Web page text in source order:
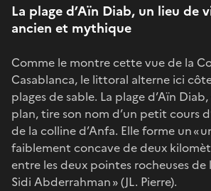
La plage d’Aïn Diab, un lieu de
ancien et mythique
Comme le montre cette vue de la
Casablanca, le littoral alterne ici
plages de sable. La plage d’Aïn
plan, tire son nom d’un petit cours
de la colline d’Anfa. Elle forme un «
faiblement concave de deux
entre les deux pointes rocheuses
Sidi Abderrahman » (JL. Pierre).